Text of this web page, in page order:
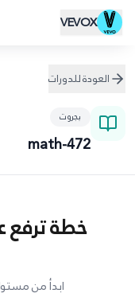
VEVOX
العودة للدورات
بجروت
math-472
ابدأ من